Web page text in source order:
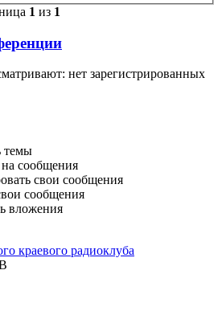
1 из 1
нет зарегистрированных
темы
на сообщения
свои сообщения
сообщения
вложения
краевого радиоклуба